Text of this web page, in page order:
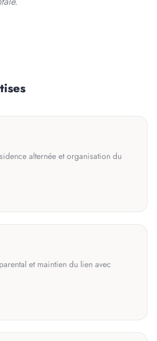
alternée et organisation du
et maintien du lien avec